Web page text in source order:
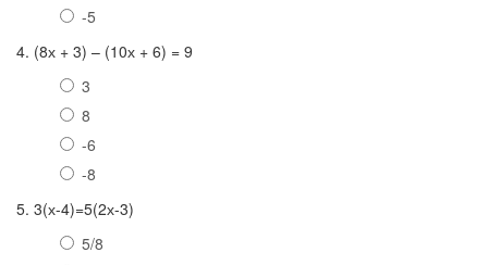
-5
4. (8х + 3) – (10х + 6) = 9
3
8
-6
-8
5. 3(х-4)=5(2х-3)
5/8